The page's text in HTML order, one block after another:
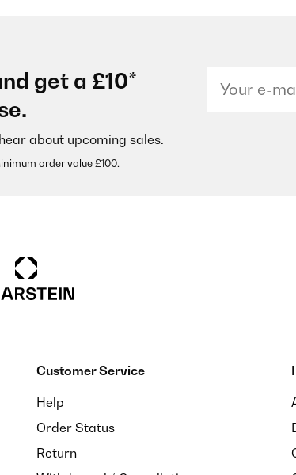
wir ihn zur Ergänzung für die Fußbodenheizung
einen guten Eindruck gemacht. Außerdem
ist der Heizkörper relativ
y es ligero y de calidad. Funciona de lujo, da
get a £10*
about upcoming sales.
order value £100.
Customer Service
Help
Order Status
Return